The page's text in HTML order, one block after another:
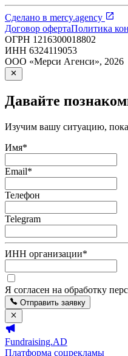
Сделано в mercy.agency
Договор офертаПолитика
ОГРН 1216300018802
ИНН 6324119053
ООО «Мерси Агенси», 2026
Давайте
Изучим вашу ситуацию,
Имя*
Email*
Телефон
Telegram
ИНН организации*
Я согласен на обработку
Отправить заявку
Fundraising.AD
Платформа соцрекламы